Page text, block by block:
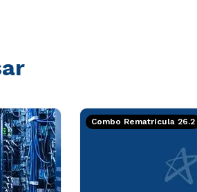
Combo Rematrícula 26.2